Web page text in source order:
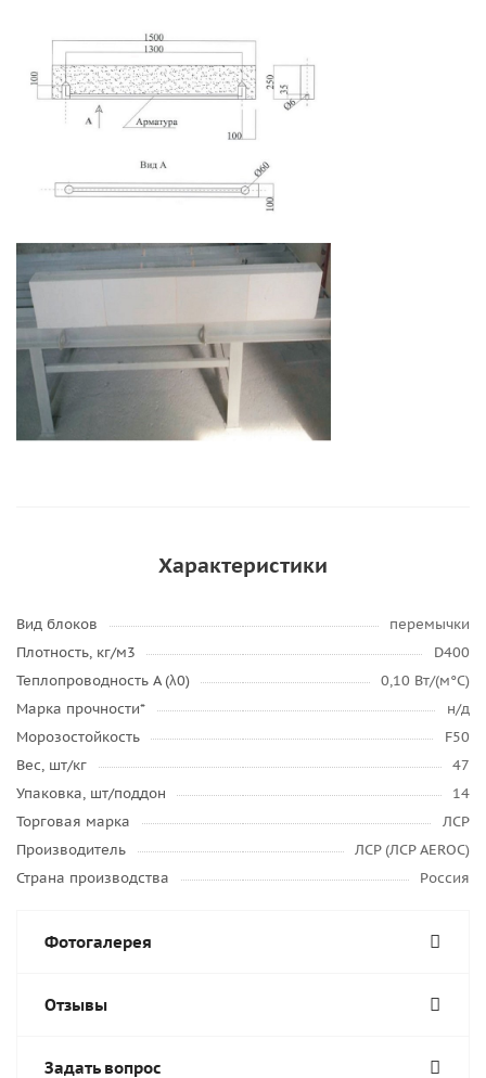
Характеристики
Вид блоков
перемычки
Плотность, кг/м3
D400
Теплопроводность А (λ0)
0,10 Вт/(м°C)
Марка прочности*
н/д
Морозостойкость
F50
Вес, шт/кг
47
Упаковка, шт/поддон
14
Торговая марка
ЛСР
Производитель
ЛСР (ЛСР AEROC)
Страна производства
Россия
Фотогалерея
Отзывы
Задать вопрос